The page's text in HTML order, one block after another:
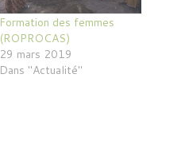
Formation des femmes
(ROPROCAS)
29 mars 2019
Dans "Actualité"